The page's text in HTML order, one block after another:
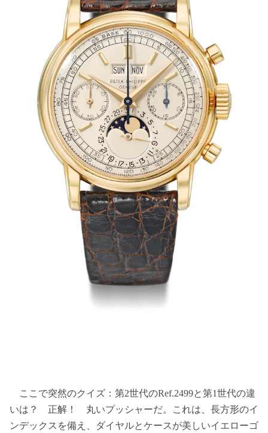
ここで突然のクイズ：第2世代のRef.2499と第1世代の違
いは？ 正解！ 丸いプッシャーだ。これは、長方形のイ
ンデックスを備え、ダイヤルとケースが美しいイエローゴ